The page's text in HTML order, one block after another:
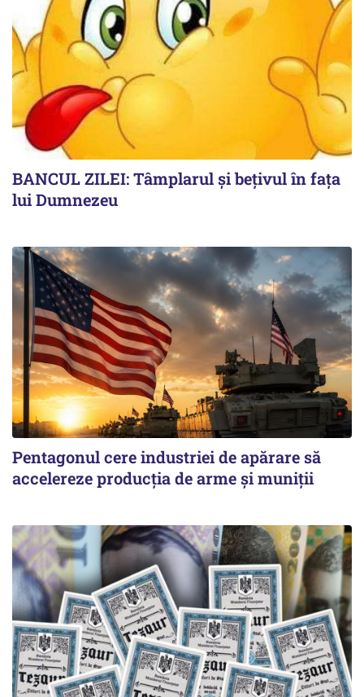
BANCUL ZILEI: Tâmplarul și bețivul în fața
lui Dumnezeu
Pentagonul cere industriei de apărare să
accelereze producția de arme și muniții